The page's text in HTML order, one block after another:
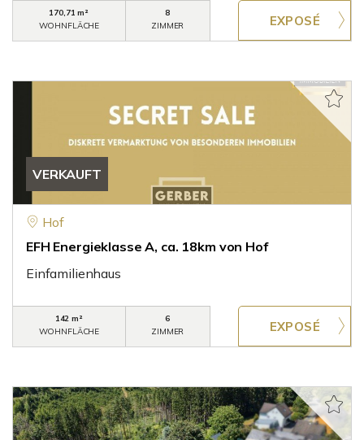
170,71 m²
WOHNFLÄCHE
8
ZIMMER
VERKAUFT
Hof
EFH Energieklasse A, ca. 18km von Hof
Einfamilienhaus
142 m²
WOHNFLÄCHE
6
ZIMMER